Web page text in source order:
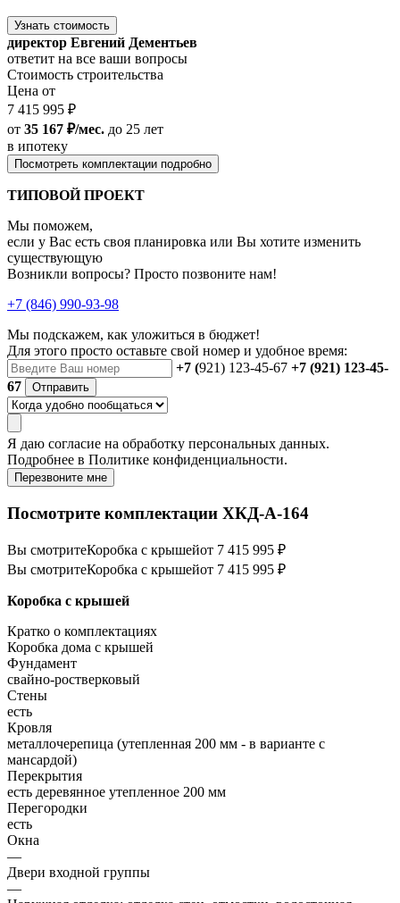
Узнать стоимость
директор Евгений Дементьев
ответит на все ваши вопросы
Стоимость строительства
Цена от
7 415 995 ₽
от 35 167 ₽/мес. до 25 лет
в ипотеку
Посмотреть комплектации подробно
ТИПОВОЙ ПРОЕКТ
Мы поможем,
если у Вас есть своя планировка или Вы хотите изменить
существующую
Возникли вопросы? Просто позвоните нам!
+7 (846) 990-93-98
Мы подскажем, как уложиться в бюджет!
Для этого просто оставьте свой номер и удобное время:
+7 (921) 123-45-67 +7 (921) 123-45-
67
Отправить
Я даю согласие на обработку персональных данных.
Подробнее в Политике конфиденциальности.
Перезвоните мне
Посмотрите комплектации ХКД-А-164
Вы смотритеКоробка с крышейот 7 415 995 ₽
Вы смотритеКоробка с крышейот 7 415 995 ₽
Коробка с крышей
Кратко о комплектациях
Коробка дома с крышей
Фундамент
свайно-ростверковый
Стены
есть
Кровля
металлочерепица (утепленная 200 мм - в варианте с
мансардой)
Перекрытия
есть деревянное утепленное 200 мм
Перегородки
есть
Окна
—
Двери входной группы
—